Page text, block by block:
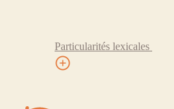
Particularités lexicales